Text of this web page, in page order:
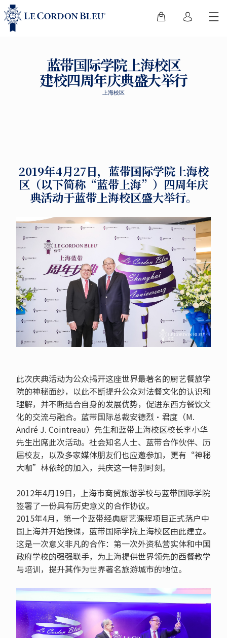
蓝带国际学院上海校区
建校四周年庆典盛大举行
上海校区
2019年4月27日，蓝带国际学院上海校
区（以下简称“蓝带上海”）四周年庆
典活动于蓝带上海校区盛大举行。
此次庆典活动为公众揭开这座世界最著名的厨艺餐旅学
院的神秘面纱，以此不断提升公众对法餐文化的认识和
理解，并不断结合自身的发展优势，促进东西方餐饮文
化的交流与融合。蓝带国际总裁安德烈·君度（M.
André J. Cointreau）先生和蓝带上海校区校长李小华
先生出席此次活动。社会知名人士、蓝带合作伙伴、历
届校友，以及多家媒体朋友们也应邀参加，更有“神秘
大咖”林依轮的加入，共庆这一特别时刻。
2012年4月19日，上海市商贸旅游学校与蓝带国际学院
签署了一份具有历史意义的合作协议。
2015年4月，第一个蓝带经典厨艺课程项目正式落户中
国上海并开始授课，蓝带国际学院上海校区由此建立。
这是一次意义非凡的合作：第一次外资私营实体和中国
政府学校的强强联手，为上海提供世界领先的西餐教学
与培训，提升其作为世界著名旅游城市的地位。